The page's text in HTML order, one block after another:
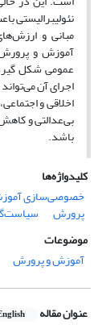
نئولیبرالیستی
مبانی و
آموزش و
عمومی شکل
اجرای آن
اخلاقی و
بی‌عدالتی و
باشد.
کلیدواژه‌ها
خصوصی‌سازی
پرورش
موضوعات
آموزش و پرورش
عنوان مقاله